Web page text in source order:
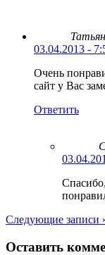
03.04.2013 -
Очень
сайт у Вас
Ответить
Следующие записи
Оставить